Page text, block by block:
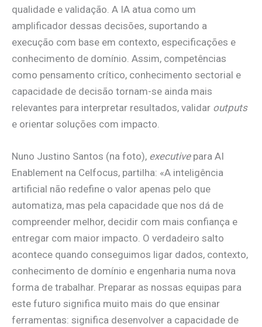
qualidade e validação. A IA atua como um
amplificador dessas decisões, suportando a
execução com base em contexto, especificações e
conhecimento de domínio. Assim, competências
como pensamento crítico, conhecimento sectorial e
capacidade de decisão tornam-se ainda mais
relevantes para interpretar resultados, validar outputs
e orientar soluções com impacto.
Nuno Justino Santos (na foto), executivepara AI
Enablement na Celfocus, partilha: «A inteligência
artificial não redefine o valor apenas pelo que
automatiza, mas pela capacidade que nos dá de
compreender melhor, decidir com mais confiança e
entregar com maior impacto. O verdadeiro salto
acontece quando conseguimos ligar dados, contexto,
conhecimento de domínio e engenharia numa nova
forma de trabalhar. Preparar as nossas equipas para
este futuro significa muito mais do que ensinar
ferramentas: significa desenvolver a capacidade de